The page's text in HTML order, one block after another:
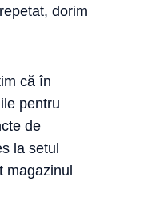
dorim
că în
pentru
de
la setul